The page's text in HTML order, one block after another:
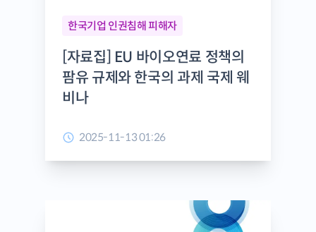
한국기업 인권침해 피해자
[자료집] EU 바이오연료 정책의
팜유 규제와 한국의 과제 국제 웨
비나
2025-11-13 01:26